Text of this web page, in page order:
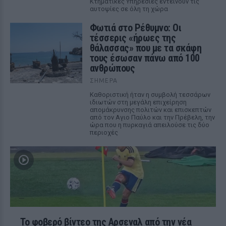
αυτοψίες σε όλη τη χώρα
Φωτιά στο Ρέθυμνο: Οι
τέσσερις «ήρωες της
θάλασσας» που με τα σκάφη
τους έσωσαν πάνω από 100
ανθρώπους
ΣΉΜΕΡΑ
Καθοριστική ήταν η συμβολή τεσσάρων
ιδιωτών στη μεγάλη επιχείρηση
απομάκρυνσης πολιτών και επισκεπτών
από τον Αγιο Παύλο και την Πρέβελη, την
ώρα που η πυρκαγιά απειλούσε τις δύο
περιοχές
Το φοβερό βίντεο της Αρσεναλ από την νέα